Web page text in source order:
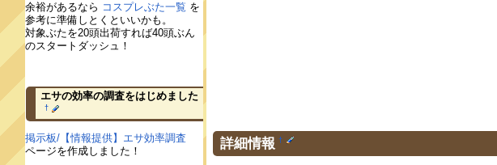
詳細情報 †
余裕があるなら コスプレぶた一覧 を
参考に準備しとくといいかも。
対象ぶたを20頭出荷すれば40頭ぶん
のスタートダッシュ！
エサの効率の調査をはじめました
†
掲示板/【情報提供】エサ効率調査
ページを作成しました！